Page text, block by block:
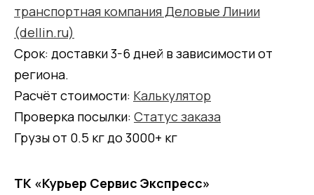
транспортная компания Деловые Линии
(dellin.ru)
Срок: доставки 3-6 дней в зависимости от
региона.
Расчёт стоимости: Калькулятор
Проверка посылки: Статус заказа
Грузы от 0.5 кг до 3000+ кг
ТК «Курьер Сервис Экспресс»